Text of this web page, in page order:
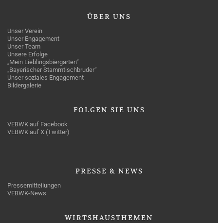
ÜBER UNS
Unser Verein
Unser Engagement
Unser Team
Unsere Erfolge
„Mein Lieblingsbiergarten“
„Bayerischer Stammtischbruder“
Unser soziales Engagement
Bildergalerie
FOLGEN SIE UNS
VEBWK auf Facebook
VEBWK auf X (Twitter)
PRESSE & NEWS
Pressemitteilungen
VEBWK-News
WIRTSHAUSTHEMEN